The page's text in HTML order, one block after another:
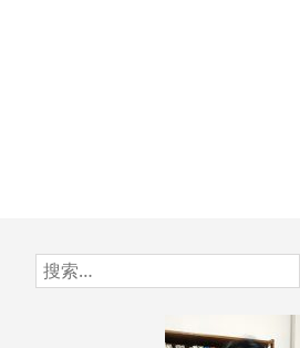
跳
至
搜
索：